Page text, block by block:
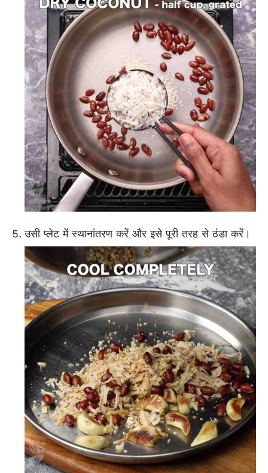
उसी प्लेट में स्थानांतरण करें और इसे पूरी तरह से ठंडा करें।